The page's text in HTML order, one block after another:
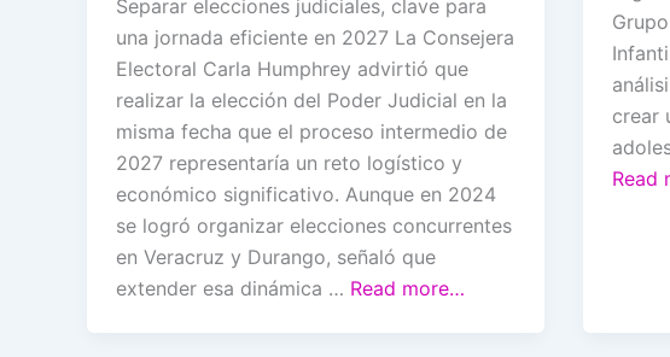
Separar elecciones judiciales, clave para
una jornada eficiente en 2027 La Consejera
Electoral Carla Humphrey advirtió que
realizar la elección del Poder Judicial en la
misma fecha que el proceso intermedio de
2027 representaría un reto logístico y
económico significativo. Aunque en 2024
se logró organizar elecciones concurrentes
en Veracruz y Durango, señaló que
extender esa dinámica … Read more…
crear
Read